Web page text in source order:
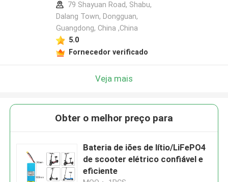
79 Shayuan Road, Shabu,
Dalang Town, Dongguan,
Guangdong, China ,China
5.0
Fornecedor verificado
Veja mais
Obter o melhor preço para
Bateria de iões de lítio/LiFePO4
de scooter elétrico confiável e
eficiente